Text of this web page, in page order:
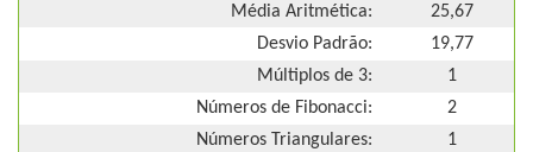
Média Aritmética:
25,67
Desvio Padrão:
19,77
Múltiplos de 3:
1
Números de Fibonacci:
2
Números Triangulares:
1